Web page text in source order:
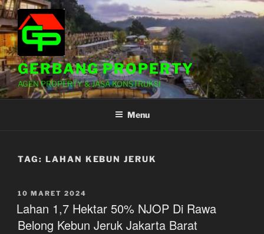
Lompat
ke
konten
GERBANG PROPERTY
AGEN PROPERTY & JASA KONSTRUKSI
Menu
TAG: LAHAN KEBUN JERUK
DIPOSKAN
PADA
10 MARET 2024
Lahan 1,7 Hektar 50% NJOP Di Rawa
Belong Kebun Jeruk Jakarta Barat